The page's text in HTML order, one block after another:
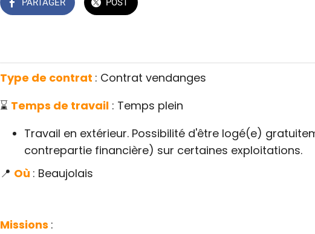
PARTAGER POST
Type de contrat : Contrat vendanges
⌛ Temps de travail : Temps plein
Travail en extérieur. Possibilité d'être logé(e)
contrepartie financière) sur certaines exploitations.
📍 Où : Beaujolais
Missions :